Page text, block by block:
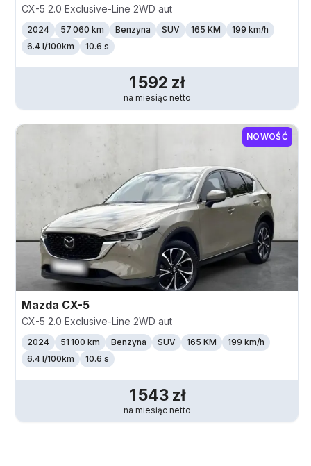
CX-5 2.0 Exclusive-Line 2WD aut
2024 57 060 km Benzyna SUV 165 KM 199 km/h
6.4 l/100km
10.6 s
1 592 zł
na miesiąc netto
NOWOŚĆ
Mazda CX-5
CX-5 2.0 Exclusive-Line 2WD aut
2024 51 100 km Benzyna SUV 165 KM 199 km/h
6.4 l/100km
10.6 s
1 543 zł
na miesiąc netto